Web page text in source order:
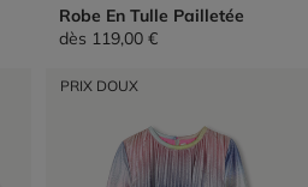
Robe En Tulle Pailletée
dès 119,00 €
PRIX DOUX